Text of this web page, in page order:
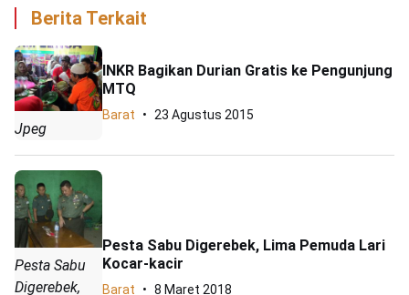
Berita Terkait
Jpeg
INKR Bagikan Durian Gratis ke Pengunjung
MTQ
Barat 23 Agustus 2015
Pesta Sabu
Digerebek,
Pesta Sabu Digerebek, Lima Pemuda Lari
Kocar-kacir
Barat 8 Maret 2018